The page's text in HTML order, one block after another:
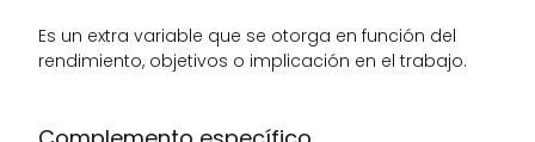
Es un extra variable que se otorga en función del
rendimiento, objetivos o implicación en el trabajo.